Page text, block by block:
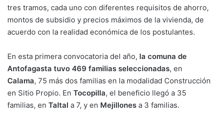
tres tramos, cada uno con diferentes requisitos de ahorro,
montos de subsidio y precios máximos de la vivienda, de
acuerdo con la realidad económica de los postulantes.
En esta primera convocatoria del año, la comuna de
Antofagasta tuvo 469 familias seleccionadas, en
Calama, 75 más dos familias en la modalidad Construcción
en Sitio Propio. En Tocopilla, el beneficio llegó a 35
familias, en Taltal a 7, y en Mejillones a 3 familias.